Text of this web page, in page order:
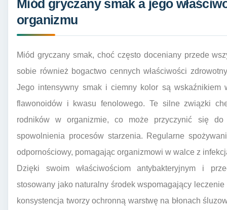
Miód gryczany smak a jego
organizmu
Miód gryczany smak, choć często doceniany przede
sobie również bogactwo cennych właściwości
Jego intensywny smak i ciemny kolor są wskaźnikiem
flawonoidów i kwasu fenolowego. Te silne związki
rodników w organizmie, co może przyczynić się
spowolnienia procesów starzenia. Regularne
odpornościowy, pomagając organizmowi w walce z
Dzięki swoim właściwościom antybakteryjnym i
stosowany jako naturalny środek wspomagający
konsystencja tworzy ochronną warstwę na błonach